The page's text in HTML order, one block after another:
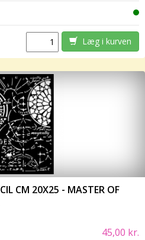
Læg i kurven
CM 20X25 - MASTER OF
45,00 kr.